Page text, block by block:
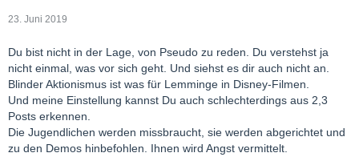
23. Juni 2019
Du bist nicht in der Lage, von Pseudo zu reden. Du verstehst ja
nicht einmal, was vor sich geht. Und siehst es dir auch nicht an.
Blinder Aktionismus ist was für Lemminge in Disney-Filmen.
Und meine Einstellung kannst Du auch schlechterdings aus 2,3
Posts erkennen.
Die Jugendlichen werden missbraucht, sie werden abgerichtet und
zu den Demos hinbefohlen. Ihnen wird Angst vermittelt.